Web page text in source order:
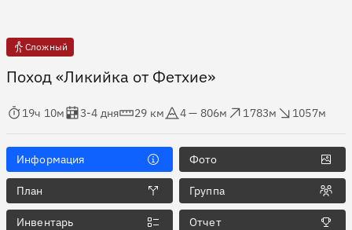
Сложный
Поход «Ликийка от Фетхие»
в пути
19ч 10м
Оценка в днях
3-4 дня
Дистанция
29 км
Абсолютная высота
4 — 806м
Набор высоты
1783м
1057м
Информация Фото
План Группа
Инвентарь Отчет